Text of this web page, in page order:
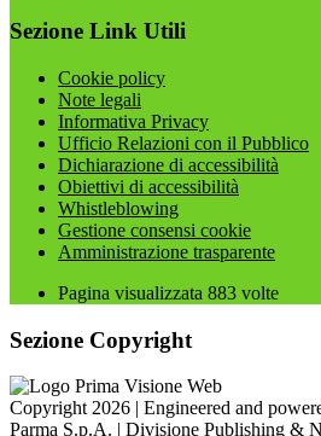
Sezione Link Utili
Cookie policy
Note legali
Informativa Privacy
Ufficio Relazioni con il Pubblico
Dichiarazione di accessibilità
Obiettivi di accessibilità
Whistleblowing
Gestione consensi cookie
Amministrazione trasparente
Pagina visualizzata 883 volte
Sezione Copyright
Copyright 2026 | Engineered and
Parma S.p.A. | Divisione Publishing &